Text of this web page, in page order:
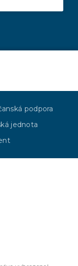
podpora
jednota